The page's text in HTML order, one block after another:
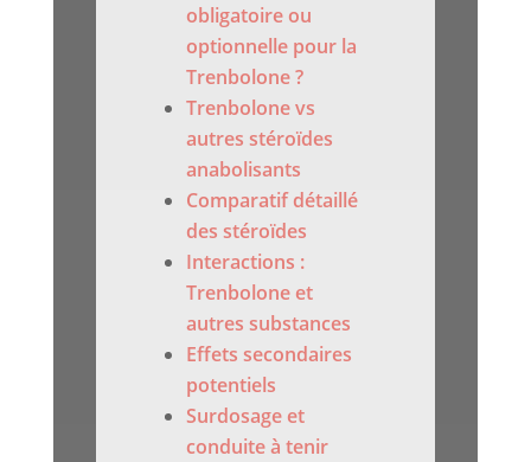
obligatoire ou
optionnelle pour la
Trenbolone ?
Trenbolone vs
autres stéroïdes
anabolisants
Comparatif détaillé
des stéroïdes
Interactions :
Trenbolone et
autres substances
Effets secondaires
potentiels
Surdosage et
conduite à tenir